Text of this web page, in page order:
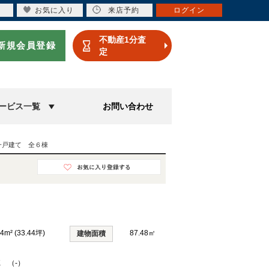
規会員登録
不動産1分査
定
ビス一覧 お問い合わせ
建て 全６棟
(33.44坪) 建物面積 87.48㎡
（-）
お気に入り 来店予約 ログイン